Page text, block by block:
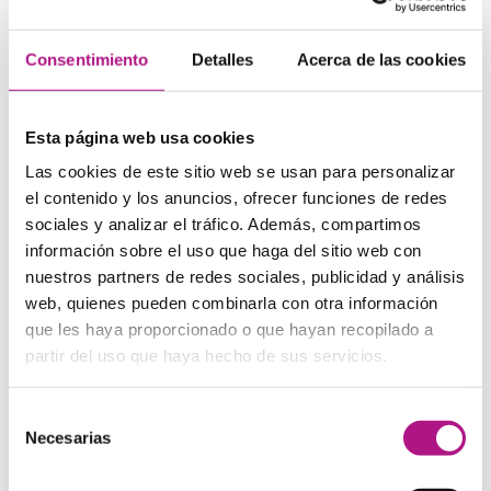
Consentimiento Detalles Acerca de las cookies
Esta página web usa cookies
Las cookies de este sitio web se usan para personalizar
el contenido y los anuncios, ofrecer funciones de redes
sociales y analizar el tráfico. Además, compartimos
información sobre el uso que haga del sitio web con
nuestros partners de redes sociales, publicidad y análisis
web, quienes pueden combinarla con otra información
que les haya proporcionado o que hayan recopilado a
partir del uso que haya hecho de sus servicios.
Necesarias
Writing complaints
Las cartas de reclamación en inglés tienen un estilo
formal
. Esto significa que debes evitar contracciones y
expresiones coloquiales. Estas son algunas expresiones
útiles que puedes utilizar.
Para el saludo:
– Dear Sir / Madam(estimado señor / estimada señora)
– To the attention of…(a la atención de…)
Para la introducción: